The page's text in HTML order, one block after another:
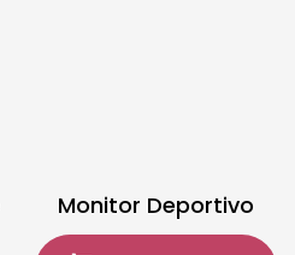
Monitor Deportivo